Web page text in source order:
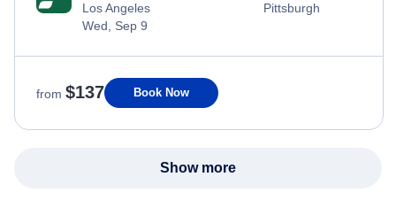
Los Angeles
Wed, Sep 9
Pittsburgh
from $137 Book Now
Show more